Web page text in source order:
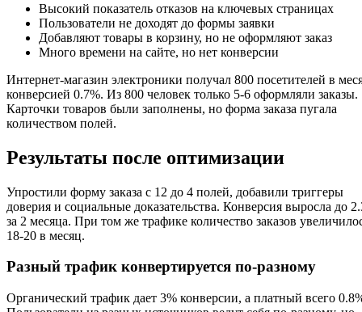
Высокий показатель отказов на ключевых страницах
Пользователи не доходят до формы заявки
Добавляют товары в корзину, но не оформляют заказ
Много времени на сайте, но нет конверсии
Интернет-магазин электроники получал 800 посетителей в
конверсией 0.7%. Из 800 человек только 5-6 оформляли заказы.
Карточки товаров были заполнены, но форма заказа пугала
количеством полей.
Результаты после оптимизации
Упростили форму заказа с 12 до 4 полей, добавили триггеры
доверия и социальные доказательства. Конверсия выросла до
за 2 месяца. При том же трафике количество заказов
18-20 в месяц.
Разный трафик конвертируется по-разному
Органический трафик дает 3% конверсии, а платный всего